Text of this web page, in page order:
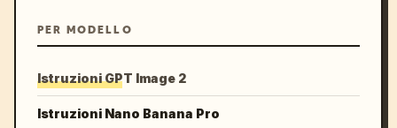
PER MODELLO
Istruzioni GPT Image 2
Istruzioni Nano Banana Pro